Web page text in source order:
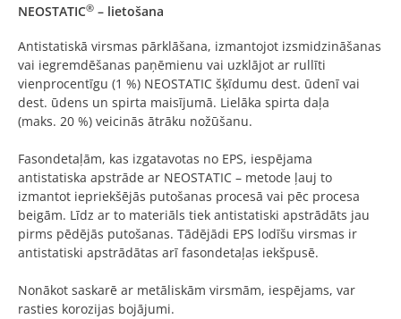
NEOSTATIC® – lietošana
Antistatiskā virsmas pārklāšana, izmantojot izsmidzināšanas
vai iegremdēšanas paņēmienu vai uzklājot ar rullīti
vienprocentīgu (1 %) NEOSTATIC šķīdumu dest. ūdenī vai
dest. ūdens un spirta maisījumā. Lielāka spirta daļa
(maks. 20 %) veicinās ātrāku nožūšanu.
Fasondetaļām, kas izgatavotas no EPS, iespējama
antistatiska apstrāde ar NEOSTATIC – metode ļauj to
izmantot iepriekšējās putošanas procesā vai pēc procesa
beigām. Līdz ar to materiāls tiek antistatiski apstrādāts jau
pirms pēdējās putošanas. Tādējādi EPS lodīšu virsmas ir
antistatiski apstrādātas arī fasondetaļas iekšpusē.
Nonākot saskarē ar metāliskām virsmām, iespējams, var
rasties korozijas bojājumi.